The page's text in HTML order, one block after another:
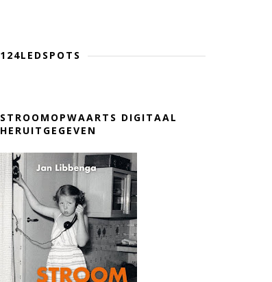
124LEDSPOTS
STROOMOPWAARTS DIGITAAL
HERUITGEGEVEN